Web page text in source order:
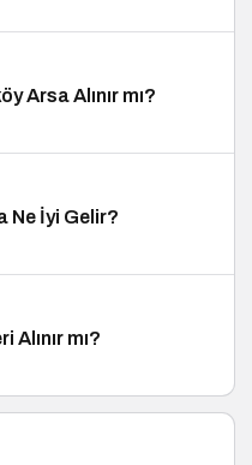
Arsa Alınır mı?
Ne İyi Gelir?
Alınır mı?